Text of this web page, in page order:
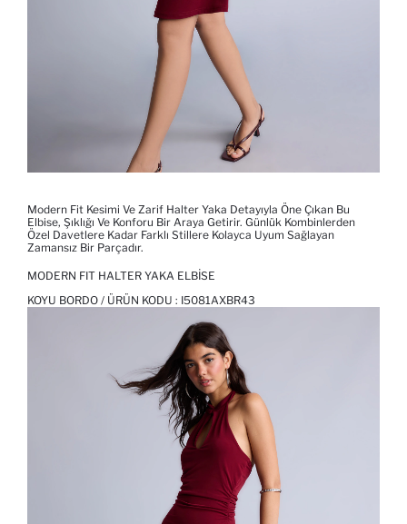
Modern Fit Kesimi Ve Zarif Halter Yaka Detayıyla Öne Çıkan Bu
Elbise, Şıklığı Ve Konforu Bir Araya Getirir. Günlük Kombinlerden
Özel Davetlere Kadar Farklı Stillere Kolayca Uyum Sağlayan
Zamansız Bir Parçadır.
MODERN FIT HALTER YAKA ELBISE
KOYU BORDO / ÜRÜN KODU : I5081AXBR43